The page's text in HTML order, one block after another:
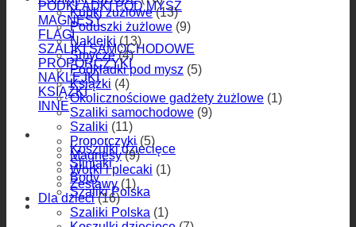
PODKŁADKI POD MYSZ
MAGNESY
FLAGI
SZALIKI SAMOCHODOWE
PROPORCZYKI
NAKLEJKI
KSIĄŻKI
INNE
Dla dzieci
Koszulki dziecięce
Śliniaki
Body
Szaliki Polska
Miasta żużlowe
Kubki żużlowe (13)
Poduszki żużlowe (9)
Naklejki (13)
Smycze (4)
Podkładki pod mysz (5)
Książki (4)
Okolicznościowe gadżety żużlowe (1)
Szaliki samochodowe (9)
Szaliki (11)
Proporczyki (5)
Magnesy (9)
Worki i plecaki (1)
Zestawy (1)
Dla dzieci (16)
Szaliki Polska (1)